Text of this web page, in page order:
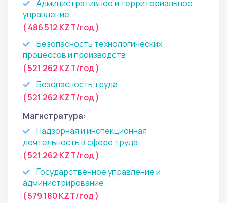
Административное и территориальное
управление
( 486 512 KZT/год )
Безопасность технологических
процессов и производств
( 521 262 KZT/год )
Безопасность труда
( 521 262 KZT/год )
Магистратура:
Надзорная и инспекционная
деятельность в сфере труда
( 521 262 KZT/год )
Государственное управление и
администрирование
( 579 180 KZT/год )